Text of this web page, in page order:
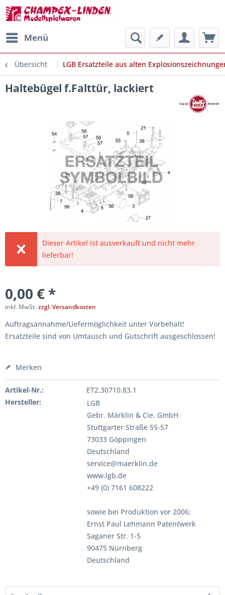
Menü
Übersicht LGB Ersatzteile aus alten
Haltebügel f.Falttür, lackiert
Dieser Artikel ist ausverkauft und nicht mehr
lieferbar!
0,00 € *
inkl. MwSt.zzgl. Versandkosten
Auftragsannahme/Liefermöglichkeit unter Vorbehalt!
Ersatzteile sind von Umtausch und Gutschrift ausgeschlossen!
Merken
Artikel-Nr.:
ET2.30710.83.1
Hersteller:
LGB
Gebr. Märklin & Cie. GmbH
Stuttgarter Straße 55-57
73033 Göppingen
Deutschland
service@maerklin.de
www.lgb.de
+49 (0) 7161 608222
sowie bei Produktion vor 2006:
Ernst Paul Lehmann Patentwerk
Saganer Str. 1-5
90475 Nürnberg
Deutschland